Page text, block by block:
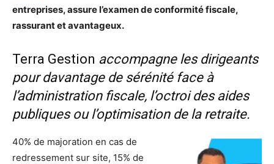
entreprises, assure l’examen de conformité fiscale,
rassurant et avantageux.
Terra Gestion accompagne les dirigeants
pour davantage de sérénité face à
l’administration fiscale, l’octroi des aides
publiques ou l’optimisation de la retraite.
40% de majoration en cas de
redressement sur site, 15% de